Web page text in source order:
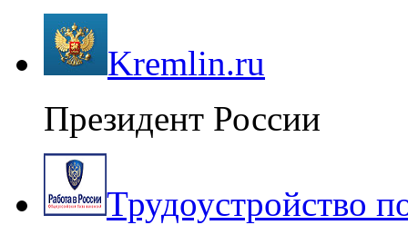
Kremlin.ru
Президент России
Трудоустройство